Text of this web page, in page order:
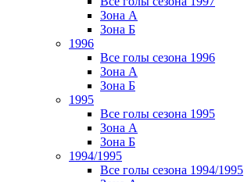
Зона А
Зона Б
1996
Все голы сезона 1996
Зона А
Зона Б
1995
Все голы сезона 1995
Зона А
Зона Б
1994/1995
Все голы сезона 1994/1995